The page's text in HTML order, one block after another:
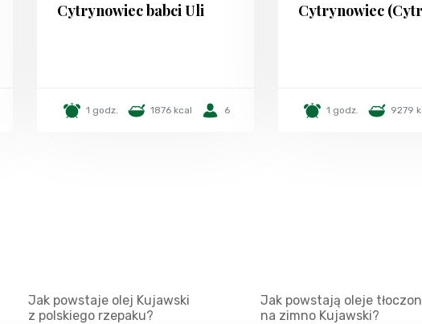
Cytrynowiec babci Uli
1 godz. 1876 kcal 6
Cytrynowiec
1 godz. 9279
Jak powstaje olej Kujawski
z polskiego rzepaku?
Jak powstają oleje
na zimno Kujawski?